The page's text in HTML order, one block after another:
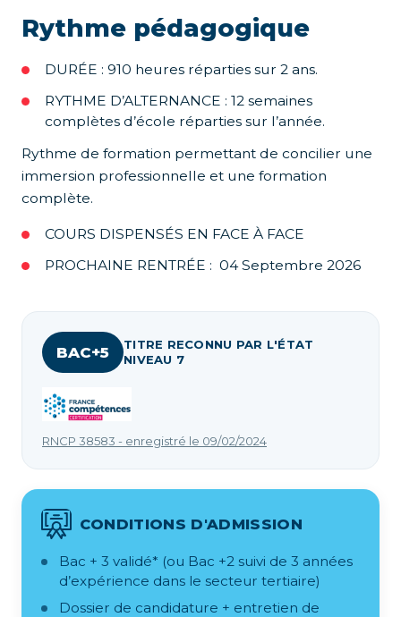
Rythme pédagogique
DURÉE : 910 heures réparties sur 2 ans.
RYTHME D’ALTERNANCE : 12 semaines
complètes d’école réparties sur l’année.
Rythme de formation permettant de concilier une
immersion professionnelle et une formation
complète.
COURS DISPENSÉS EN FACE À FACE
PROCHAINE RENTRÉE : 04 Septembre 2026
BAC+5
TITRE RECONNU PAR L'ÉTAT
NIVEAU 7
RNCP 38583 - enregistré le 09/02/2024
CONDITIONS D'ADMISSION
Bac + 3 validé* (ou Bac +2 suivi de 3 années
d’expérience dans le secteur tertiaire)
Dossier de candidature + entretien de